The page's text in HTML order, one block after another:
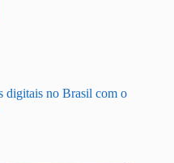
digitais no Brasil com o